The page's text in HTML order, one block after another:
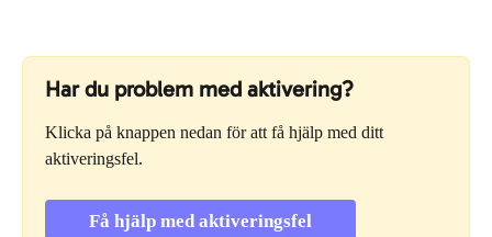
Har du problem med aktivering?
Klicka på knappen nedan för att få hjälp med ditt
aktiveringsfel.
Få hjälp med aktiveringsfel